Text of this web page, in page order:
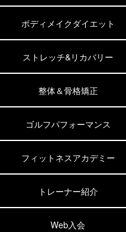
ボディメイクダイエット
ストレッチ&リカバリー
整体＆骨格矯正
ゴルフパフォーマンス
フィットネスアカデミー
トレーナー紹介
Web入会